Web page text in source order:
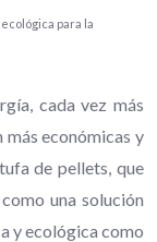
para la
cada vez más
económicas y
de pellets, que
una solución
y ecológica como